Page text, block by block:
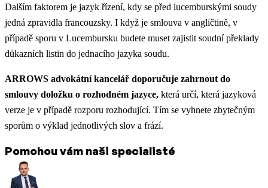
Dalším faktorem je jazyk řízení, kdy se před lucemburskými soudy
jedná zpravidla francouzsky. I když je smlouva v angličtině, v
případě sporu v Lucembursku budete muset zajistit soudní překlady
důkazních listin do jednacího jazyka soudu.
ARROWS advokátní kancelář doporučuje zahrnout do
smlouvy doložku o rozhodném jazyce, která určí, která jazyková
verze je v případě rozporu rozhodující. Tím se vyhnete zbytečným
sporům o výklad jednotlivých slov a frází.
Pomohou vám naši specialisté